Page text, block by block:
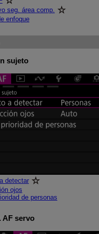
seg. área comp.
enfoque
sujeto
detectar
ojos
de personas
AF servo